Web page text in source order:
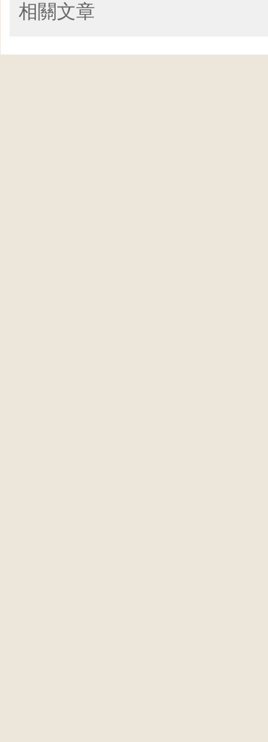
相關文章